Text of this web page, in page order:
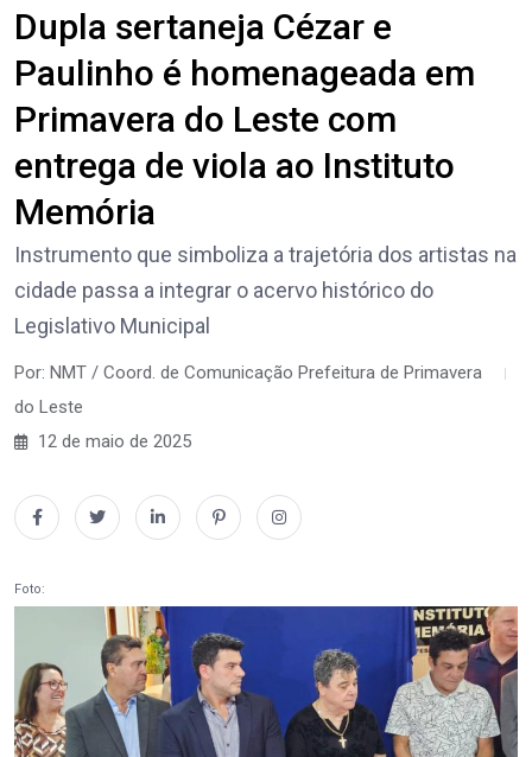
Dupla sertaneja Cézar e
Paulinho é homenageada em
Primavera do Leste com
entrega de viola ao Instituto
Memória
Instrumento que simboliza a trajetória dos artistas na
cidade passa a integrar o acervo histórico do
Legislativo Municipal
Por: NMT / Coord. de Comunicação Prefeitura de Primavera
do Leste
12 de maio de 2025
Foto: